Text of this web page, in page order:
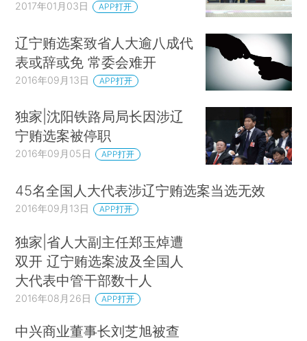
2017年01月03日 APP打开
辽宁贿选案致省人大逾八成代
表或辞或免 常委会难开
2016年09月13日 APP打开
独家|沈阳铁路局局长因涉辽
宁贿选案被停职
2016年09月05日 APP打开
45名全国人大代表涉辽宁贿选案当选无效
2016年09月13日 APP打开
独家|省人大副主任郑玉焯遭
双开 辽宁贿选案波及全国人
大代表中管干部数十人
2016年08月26日 APP打开
中兴商业董事长刘芝旭被查